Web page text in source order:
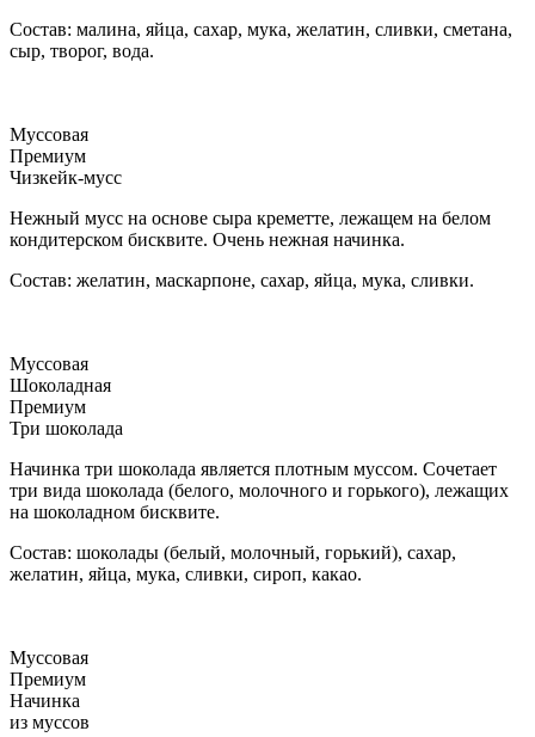
Состав: малина, яйца, сахар, мука, желатин, сливки, сметана,
сыр, творог, вода.
Муссовая
Премиум
Чизкейк-мусс
Нежный мусс на основе сыра креметте, лежащем на белом
кондитерском бисквите. Очень нежная начинка.
Состав: желатин, маскарпоне, сахар, яйца, мука, сливки.
Муссовая
Шоколадная
Премиум
Три шоколада
Начинка три шоколада является плотным муссом. Сочетает
три вида шоколада (белого, молочного и горького), лежащих
на шоколадном бисквите.
Состав: шоколады (белый, молочный, горький), сахар,
желатин, яйца, мука, сливки, сироп, какао.
Муссовая
Премиум
Начинка
из муссов